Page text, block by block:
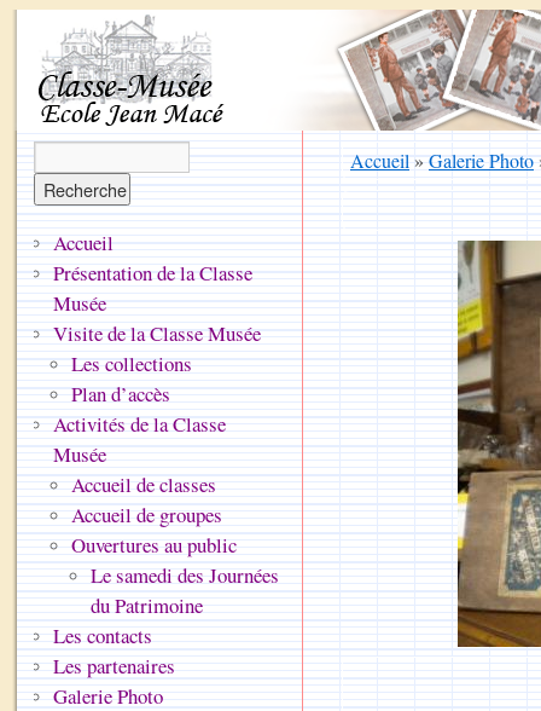
Accueil»Galerie Photo
Accueil
Présentation de la Classe
Musée
Visite de la Classe Musée
Les collections
Plan d’accès
Activités de la Classe
Musée
Accueil de classes
Accueil de groupes
Ouvertures au public
Le samedi des Journées
du Patrimoine
Les contacts
Les partenaires
Galerie Photo